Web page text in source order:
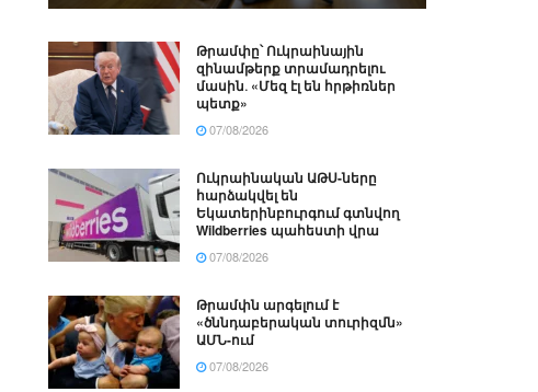
Թրամփը՝ Ուկրաինային
զինամթերք տրամադրելու
մասին․ «Մեզ էլ են հրթիռներ
պետք»
07/08/2026
Ուկրաինական ԱԹՍ-ները
հարձակվել են
Եկատերինբուրգում գտնվող
Wildberries պահեստի վրա
07/08/2026
Թրամփն արգելում է
«ծննդաբերական տուրիզմն»
ԱՄՆ-ում
07/08/2026